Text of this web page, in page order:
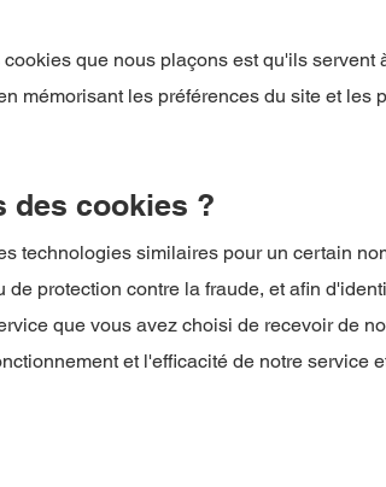
que nous plaçons est qu'ils servent
mémorisant les préférences du site et les
des cookies ?
technologies similaires pour un certain
protection contre la fraude, et afin
que vous avez choisi de recevoir de
et l'efficacité de notre service